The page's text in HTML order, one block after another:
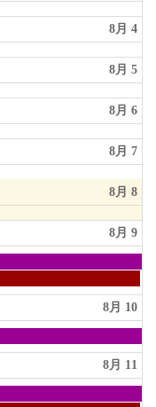
8月 4
8月 5
8月 6
8月 7
8月 8
8月 9
8月 10
8月 11